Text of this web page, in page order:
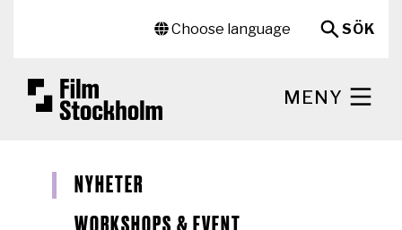
Choose language
SÖK
MENY
NYHETER
WORKSHOPS & EVENT